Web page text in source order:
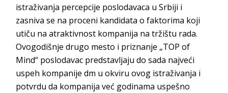
istraživanja percepcije poslodavaca u Srbiji i
zasniva se na proceni kandidata o faktorima koji
utiču na atraktivnost kompanija na tržištu rada.
Ovogodišnje drugo mesto i priznanje „TOP of
Mind“ poslodavac predstavljaju do sada najveći
uspeh kompanije dm u okviru ovog istraživanja i
potvrdu da kompanija već godinama uspešno